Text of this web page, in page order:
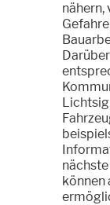
nähern,
können